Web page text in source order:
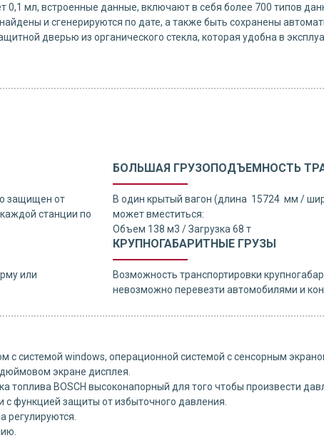
0,1 мл, встроенные данные, включают в себя более 700 типов
и сгенерируются по дате, а также быть сохранены
дверью из органического стекла, которая удобна в
защищен от
станции по
БОЛЬШАЯ ГРУЗОПОДЪЕМНОСТЬ
В один крытый вагон (длина 15724 мм /
может вместиться:
Объем 138 м3 / Загрузка 68 т
или
КРУПНОГАБАРИТНЫЕ ГРУЗЫ
Возможность транспортировки
невозможно перевезти автомобилями и
системой windows, операционной системой с сенсорным
экране дисплея.
BOSCH высоконапорный для того чтобы произвести
функцией защиты от избыточного давления.
регулируются.